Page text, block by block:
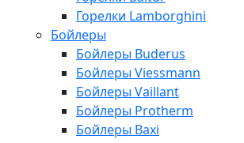
Горелки Lamborghini
Бойлеры
Бойлеры Buderus
Бойлеры Viessmann
Бойлеры Vaillant
Бойлеры Protherm
Бойлеры Baxi